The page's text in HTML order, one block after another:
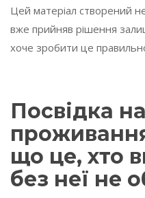
Цей матеріал створений
вже прийняв рішення
хоче зробити це
Посвідка
що це, хто
без неї не